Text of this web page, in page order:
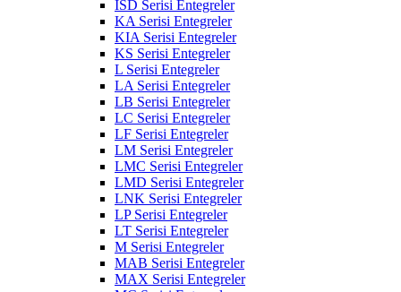
ISD Serisi Entegreler
KA Serisi Entegreler
KIA Serisi Entegreler
KS Serisi Entegreler
L Serisi Entegreler
LA Serisi Entegreler
LB Serisi Entegreler
LC Serisi Entegreler
LF Serisi Entegreler
LM Serisi Entegreler
LMC Serisi Entegreler
LMD Serisi Entegreler
LNK Serisi Entegreler
LP Serisi Entegreler
LT Serisi Entegreler
M Serisi Entegreler
MAB Serisi Entegreler
MAX Serisi Entegreler